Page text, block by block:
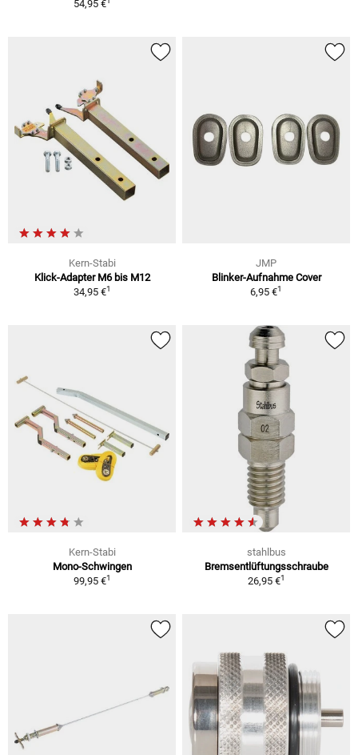
54,95 €
Kern-Stabi
Klick-Adapter M6 bis M12
34,95 €1
JMP
Blinker-Aufnahme Cover
6,95 €1
Kern-Stabi
Mono-Schwingen
99,95 €1
stahlbus
Bremsentlüftungsschraube
26,95 €1